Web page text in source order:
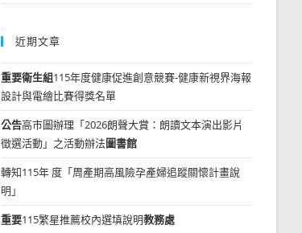
近期文章
重要衛生組115年度健康促進創意競賽-健康新視界海報
設計與電繪比賽得獎名單
公告高市圖辦理「2026朗聲大賞：朗讀文本演出影片
徵選活動」之活動辦法圖書館
轉知115年 度「周產期高風險孕產婦追蹤關懷計畫說
明」
重要115繁星推薦校內選填說明教務處